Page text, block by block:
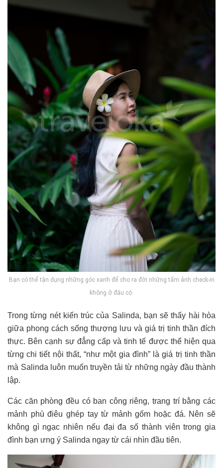
Bạn có thể tận dụng những góc xanh để cho ra đời những tấm ảnh check-in
không ở đâu có.
Trong từng nét kiến trúc của Salinda, bạn sẽ thấy hài hòa
giữa phong cách sống thượng lưu và giá trị tinh thần đích
thực. Bên cạnh sự đẳng cấp và tinh tế được thể hiện qua
từng chi tiết nội thất, “như một gia đình” là giá trị tinh thần
mà Salinda luôn muốn truyền tải từ những ngày đầu thành
lập.
Các căn phòng đều có ban công riêng, trang trí bằng các
mảnh phù điêu ghép tay từ mảnh gốm hoặc đá. Nên sẽ
không gì ngạc nhiên nếu đại đa số thành viên trong gia
đình bạn ưng ý Salinda ngay từ cái nhìn đầu tiên.